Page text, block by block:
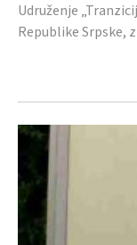
Udruženje
Republike Srpske,